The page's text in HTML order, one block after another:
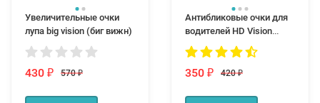
Увеличительные очки
лупа big vision (биг вижн)
430 ₽ 570₽
Антибликовые очки для
водителей HD Vision
Wraparounds
350 ₽ 420₽